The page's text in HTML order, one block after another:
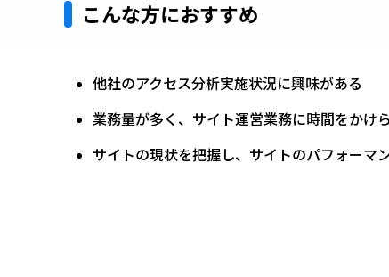
こんな方におすすめ
他社のアクセス分析実施状況に興味がある
業務量が多く、サイト運営業務に時間をかけ
サイトの現状を把握し、サイトのパフォーマ